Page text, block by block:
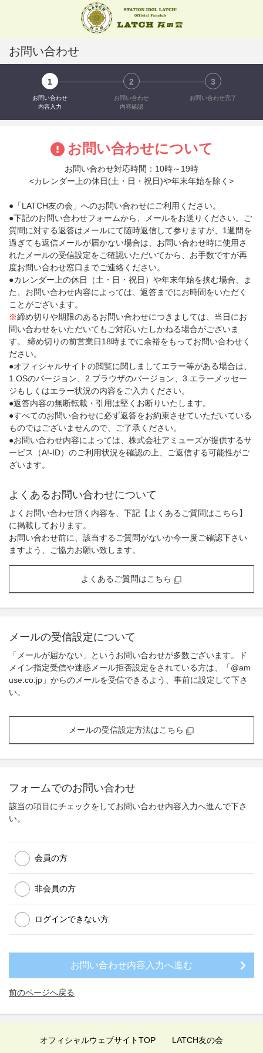
お問い合わせ
1
お問い合わせ
内容入力
2
お問い合わせ
内容確認
3
お問い合わせ完了
お問い合わせについて
お問い合わせ対応時間：10時～19時
<カレンダー上の休日(土・日・祝日)や年末年始を除く>
●「LATCH友の会」へのお問い合わせにご利用ください。
●下記のお問い合わせフォームから、メールをお送りください。ご
質問に対する返答はメールにて随時返信して参りますが、1週間を
過ぎても返信メールが届かない場合は、お問い合わせ時に使用さ
れたメールの受信設定をご確認いただいてから、お手数ですが再
度お問い合わせ窓口までご連絡ください。
●カレンダー上の休日（土・日・祝日）や年末年始を挟む場合、ま
た、お問い合わせ内容によっては、返答までにお時間をいただく
ことがございます。
※締め切りや期限のあるお問い合わせにつきましては、当日にお
問い合わせをいただいてもご対応いたしかねる場合がございま
す。 締め切りの前営業日18時までに余裕をもってお問い合わせく
ださい。
●オフィシャルサイトの閲覧に関しましてエラー等がある場合は、
1.OSのバージョン、2.ブラウザのバージョン、3.エラーメッセー
ジもしくはエラー状況の内容をご入力ください。
●返答内容の無断転載・引用は堅くお断りいたします。
●すべてのお問い合わせに必ず返答をお約束させていただいている
ものではございませんので、ご了承ください。
●お問い合わせ内容によっては、株式会社アミューズが提供するサ
ービス（A!-ID）のご利用状況を確認の上、ご返信する可能性がご
ざいます。
よくあるお問い合わせについて
よくお問い合わせ頂く内容を、下記【よくあるご質問はこちら】
に掲載しております。
お問い合わせ前に、該当するご質問がないか今一度ご確認下さい
ますよう、ご協力お願い致します。
よくあるご質問はこちら
メールの受信設定について
「メールが届かない」というお問い合わせが多数ございます。ド
メイン指定受信や迷惑メール拒否設定をされている方は、「@am
use.co.jp」からのメールを受信できるよう、事前に設定して下さ
い。
メールの受信設定方法はこちら
フォームでのお問い合わせ
該当の項目にチェックをしてお問い合わせ内容入力へ進んで下さ
い。
会員の方
非会員の方
ログインできない方
前のページへ戻る
オフィシャルウェブサイトTOP LATCH友の会